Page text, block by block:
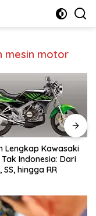
mesin motor
Lengkap Kawasaki
Indonesia: Dari
SS, hingga RR